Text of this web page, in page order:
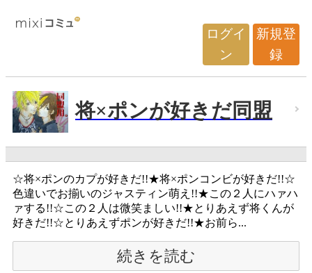
ログイ
ン
新規登
録
将×ポンが好きだ同盟
☆将×ポンのカプが好きだ!!★将×ポンコンビが好きだ!!☆
色違いでお揃いのジャスティン萌え!!★この２人にハァハ
ァする!!☆この２人は微笑ましい!!★とりあえず将くんが
好きだ!!☆とりあえずポンが好きだ!!★お前ら...
続きを読む